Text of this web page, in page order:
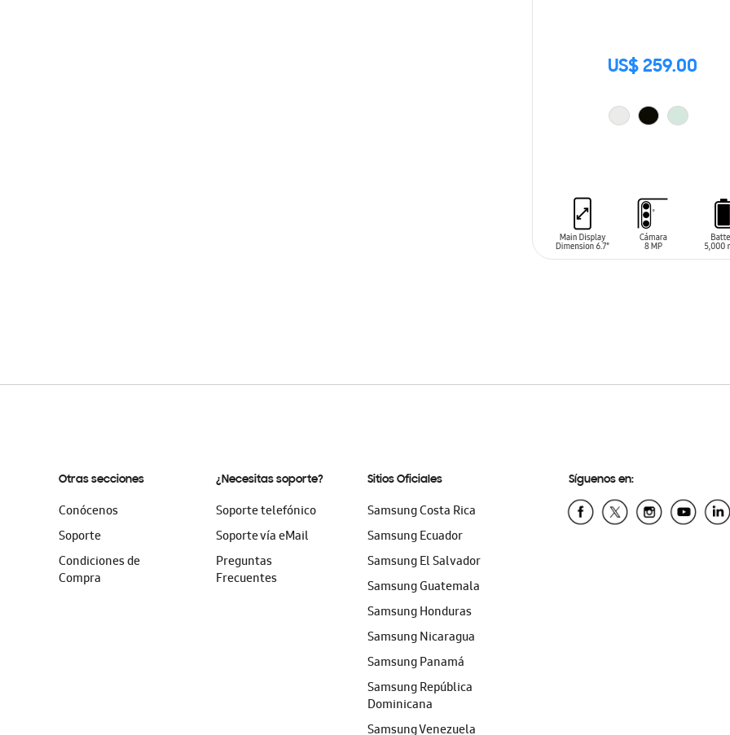
US$ 259.00
Otras secciones
Conócenos
Soporte
Condiciones de
Compra
¿Necesitas soporte?
Soporte telefónico
Soporte vía eMail
Preguntas
Frecuentes
Sitios Oficiales
Samsung Costa Rica
Samsung Ecuador
Samsung El Salvador
Samsung Guatemala
Samsung Honduras
Samsung Nicaragua
Samsung Panamá
Samsung República
Dominicana
Samsung Venezuela
Síguenos en: